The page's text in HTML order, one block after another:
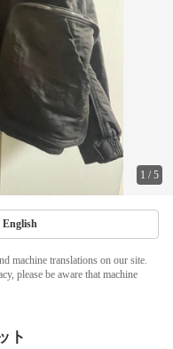
1 /5
English
machine translations on our site.
please be aware that machine
ト